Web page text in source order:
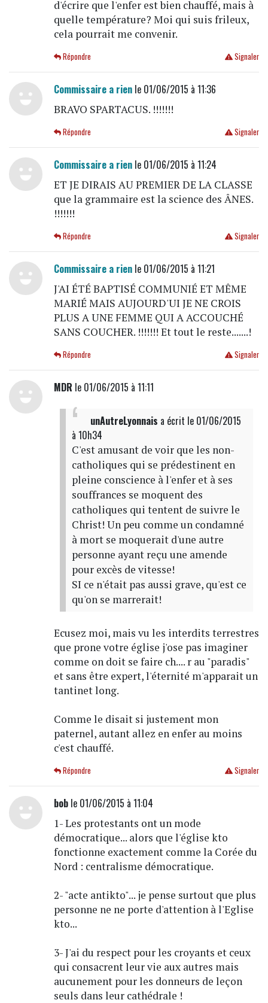
d'écrire que l'enfer est bien chauffé, mais à
quelle température? Moi qui suis frileux,
cela pourrait me convenir.
Signaler
Répondre
Commissaire a rienle 01/06/2015 à 11:36
BRAVO SPARTACUS. !!!!!!!
Signaler
Répondre
Commissaire a rienle 01/06/2015 à 11:24
ET JE DIRAIS AU PREMIER DE LA CLASSE
que la grammaire est la science des ÂNES.
!!!!!!!
Signaler
Répondre
Commissaire a rienle 01/06/2015 à 11:21
J'AI ÉTÉ BAPTISÉ COMMUNIÉ ET MÊME
MARIÉ MAIS AUJOURD'UI JE NE CROIS
PLUS A UNE FEMME QUI A ACCOUCHÉ
SANS COUCHER. !!!!!!! Et tout le reste.......!
Signaler
Répondre
MDR le 01/06/2015 à 11:11
unAutreLyonnais a écrit le 01/06/2015
à 10h34
C'est amusant de voir que les non-
catholiques qui se prédestinent en
pleine conscience à l'enfer et à ses
souffrances se moquent des
catholiques qui tentent de suivre le
Christ! Un peu comme un condamné
à mort se moquerait d'une autre
personne ayant reçu une amende
pour excès de vitesse!
SI ce n'était pas aussi grave, qu'est ce
qu'on se marrerait!
Ecusez moi, mais vu les interdits terrestres
que prone votre église j'ose pas imaginer
comme on doit se faire ch.... r au "paradis"
et sans être expert, l'éternité m'apparait un
tantinet long.
Comme le disait si justement mon
paternel, autant allez en enfer au moins
c'est chauffé.
Signaler
Répondre
boble 01/06/2015 à 11:04
1- Les protestants ont un mode
démocratique... alors que l'église kto
fonctionne exactement comme la Corée du
Nord : centralisme démocratique.
2- "acte antikto"... je pense surtout que plus
personne ne ne porte d'attention à l'Eglise
kto...
3- J'ai du respect pour les croyants et ceux
qui consacrent leur vie aux autres mais
aucunement pour les donneurs de leçon
seuls dans leur cathédrale !